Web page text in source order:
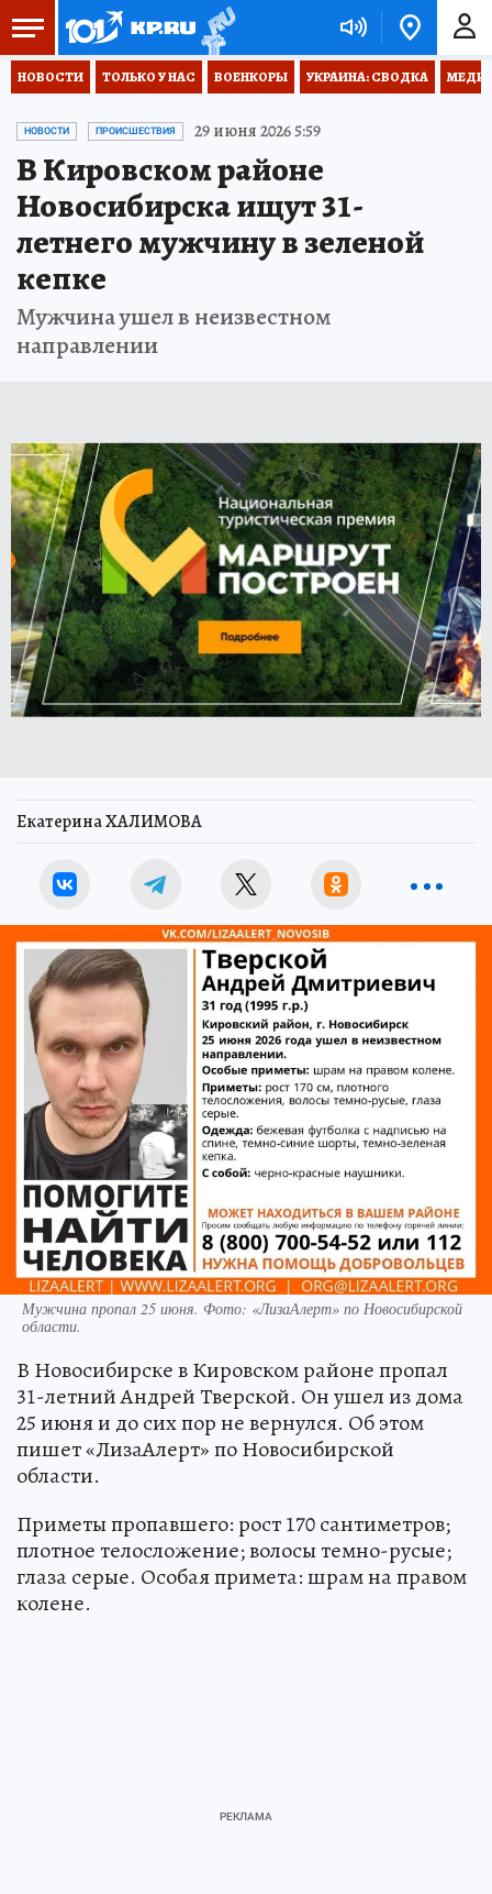
НОВОСТИ ТОЛЬКО У НАС ВОЕНКОРЫ УКРАИНА: СВОДКА
НОВОСТИ ПРОИСШЕСТВИЯ 29 июня 2026 5:59
В Кировском районе
Новосибирска ищут 31-
летнего мужчину в зеленой
кепке
Мужчина ушел в неизвестном
направлении
Екатерина ХАЛИМОВА
Мужчина пропал 25 июня. Фото: «ЛизаАлерт» по Новосибирской
области.
В Новосибирске в Кировском районе пропал
31-летний Андрей Тверской. Он ушел из дома
25 июня и до сих пор не вернулся. Об этом
пишет «ЛизаАлерт» по Новосибирской
области.
Приметы пропавшего: рост 170 сантиметров;
плотное телосложение; волосы темно-русые;
глаза серые. Особая примета: шрам на правом
колене.